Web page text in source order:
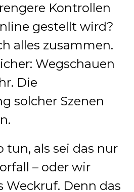
Kontrollen
gestellt wird?
alles zusammen.
Wegschauen
Die
solcher Szenen
tun, als sei das nur
– oder wir
Weckruf. Denn das